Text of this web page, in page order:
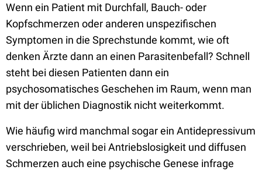
Wenn ein Patient mit Durchfall, Bauch- oder
Kopfschmerzen oder anderen unspezifischen
Symptomen in die Sprechstunde kommt, wie oft
denken Ärzte dann an einen Parasitenbefall? Schnell
steht bei diesen Patienten dann ein
psychosomatisches Geschehen im Raum, wenn man
mit der üblichen Diagnostik nicht weiterkommt.
Wie häufig wird manchmal sogar ein Antidepressivum
verschrieben, weil bei Antriebslosigkeit und diffusen
Schmerzen auch eine psychische Genese infrage